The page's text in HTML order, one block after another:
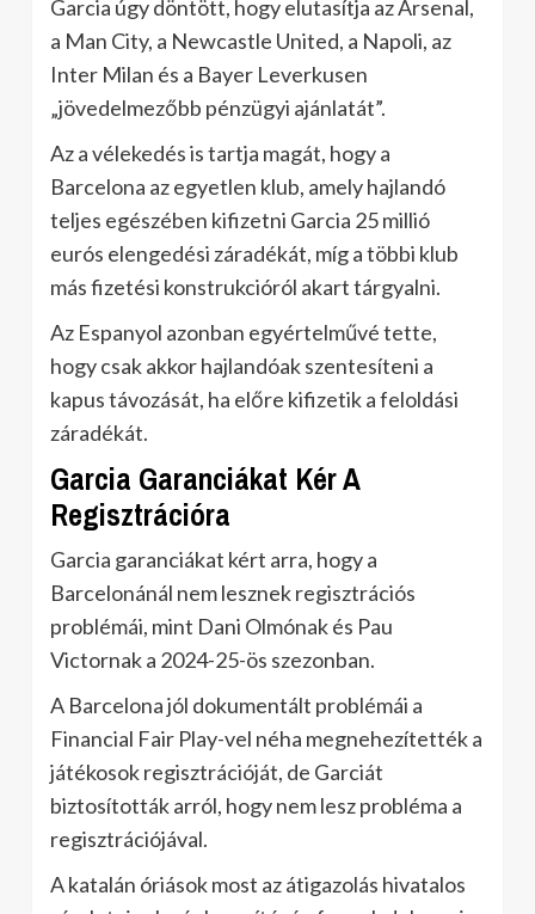
Garcia úgy döntött, hogy elutasítja az Arsenal,
a Man City, a Newcastle United, a Napoli, az
Inter Milan és a Bayer Leverkusen
„jövedelmezőbb pénzügyi ajánlatát”.
Az a vélekedés is tartja magát, hogy a
Barcelona az egyetlen klub, amely hajlandó
teljes egészében kifizetni Garcia 25 millió
eurós elengedési záradékát, míg a többi klub
más fizetési konstrukcióról akart tárgyalni.
Az Espanyol azonban egyértelművé tette,
hogy csak akkor hajlandóak szentesíteni a
kapus távozását, ha előre kifizetik a feloldási
záradékát.
Garcia Garanciákat Kér A
Regisztrációra
Garcia garanciákat kért arra, hogy a
Barcelonánál nem lesznek regisztrációs
problémái, mint Dani Olmónak és Pau
Victornak a 2024-25-ös szezonban.
A Barcelona jól dokumentált problémái a
Financial Fair Play-vel néha megnehezítették a
játékosok regisztrációját, de Garciát
biztosították arról, hogy nem lesz probléma a
regisztrációjával.
A katalán óriások most az átigazolás hivatalos